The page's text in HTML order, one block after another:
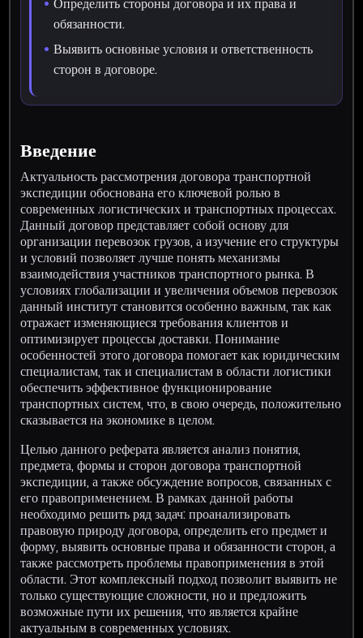
обязанности.
Выявить основные условия и ответственность
сторон в договоре.
Введение
Актуальность рассмотрения договора транспортной
экспедиции обоснована его ключевой ролью в
современных логистических и транспортных процессах.
Данный договор представляет собой основу для
организации перевозок грузов, а изучение его структуры
и условий позволяет лучше понять механизмы
взаимодействия участников транспортного рынка. В
условиях глобализации и увеличения объемов перевозок
данный институт становится особенно важным, так как
отражает изменяющиеся требования клиентов и
оптимизирует процессы доставки. Понимание
особенностей этого договора помогает как юридическим
специалистам, так и специалистам в области логистики
обеспечить эффективное функционирование
транспортных систем, что, в свою очередь, положительно
сказывается на экономике в целом.
Целью данного реферата является анализ понятия,
предмета, формы и сторон договора транспортной
экспедиции, а также обсуждение вопросов, связанных с
его правоприменением. В рамках данной работы
необходимо решить ряд задач: проанализировать
правовую природу договора, определить его предмет и
форму, выявить основные права и обязанности сторон, а
также рассмотреть проблемы правоприменения в этой
области. Этот комплексный подход позволит выявить не
только существующие сложности, но и предложить
возможные пути их решения, что является крайне
актуальным в современных условиях.